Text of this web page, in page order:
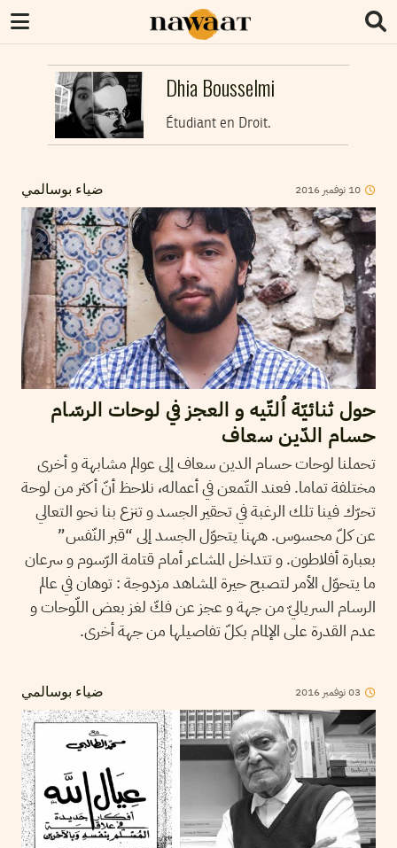
Dhia Bousselmi
Étudiant en Droit.
ضياء بوسالمي 10 نوفمبر 2016
حول ثنائيّة اُلتّيه و العجز في لوحات الرسّام
حسام الدّين سعاف
تحملنا لوحات حسام الدين سعاف إلى عوالم مشابهة و أخرى
مختلفة تماما. فعند التّمعن في أعماله، نلاحظ أنّ أكثر من لوحة
تحرّك فينا تلك الرغبة في تحقير الجسد و تنزع بنا نحو التعالي
عن كلّ محسوس. ههنا يتحوّل الجسد إلى “قبر النّفس”
بعبارة أفلاطون. و تتداخل المشاعر أمام قتامة الرّسوم و سرعان
ما يتحوّل الأمر لتصبح حيرة المشاهد مزدوجة : توهان في عالم
الرسام السرياليّ من جهة و عجز عن فكّ لغز بعض اللّوحات و
عدم القدرة على الإلمام بكلّ تفاصيلها من جهة أخرى.
ضياء بوسالمي 03نوفمبر 2016